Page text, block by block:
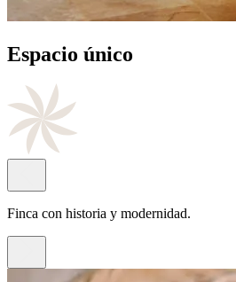
Cocinade autor
Con el sello del chef Juan Antonio Rayos.